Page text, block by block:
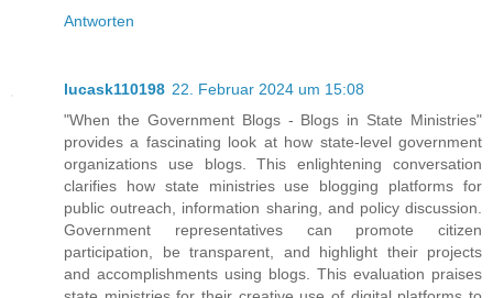
Antworten
lucask110198 22. Februar 2024 um 15:08
"When the Government Blogs - Blogs in State Ministries"
provides a fascinating look at how state-level government
organizations use blogs. This enlightening conversation
clarifies how state ministries use blogging platforms for
public outreach, information sharing, and policy discussion.
Government representatives can promote citizen
participation, be transparent, and highlight their projects
and accomplishments using blogs. This evaluation praises